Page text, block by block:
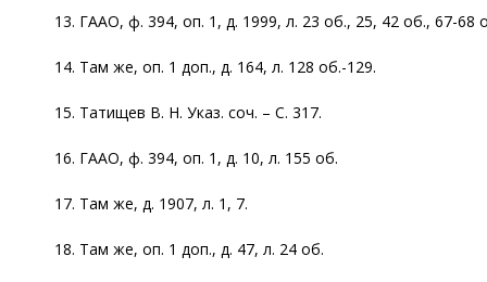
13. ГААО, ф. 394, оп. 1, д. 1999, л. 23 об., 25, 42 об., 67-68
14. Там же, оп. 1 доп., д. 164, л. 128 об.-129.
15. Татищев В. Н. Указ. соч. – С. 317.
16. ГААО, ф. 394, оп. 1, д. 10, л. 155 об.
17. Там же, д. 1907, л. 1, 7.
18. Там же, оп. 1 доп., д. 47, л. 24 об.